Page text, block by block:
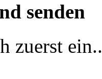
senden
zuerst